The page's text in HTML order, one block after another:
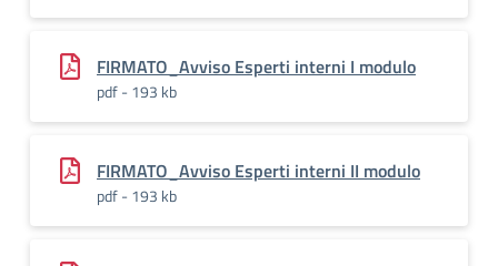
FIRMATO_Avviso Esperti interni I modulo
pdf - 193 kb
FIRMATO_Avviso Esperti interni II modulo
pdf - 193 kb